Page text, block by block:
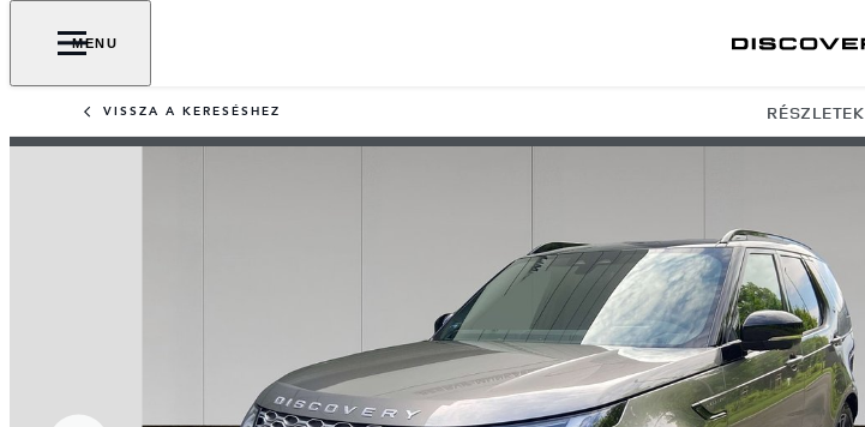
MENU
VISSZA A KERESÉSHEZ RÉSZLETEK